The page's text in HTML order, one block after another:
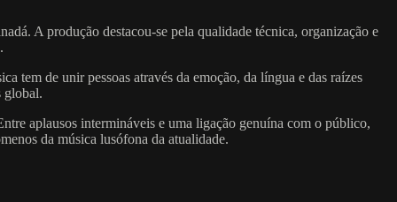
A produção destacou-se pela qualidade técnica, organização e
tem de unir pessoas através da emoção, da língua e das raízes
global.
aplausos intermináveis e uma ligação genuína com o público,
da música lusófona da atualidade.